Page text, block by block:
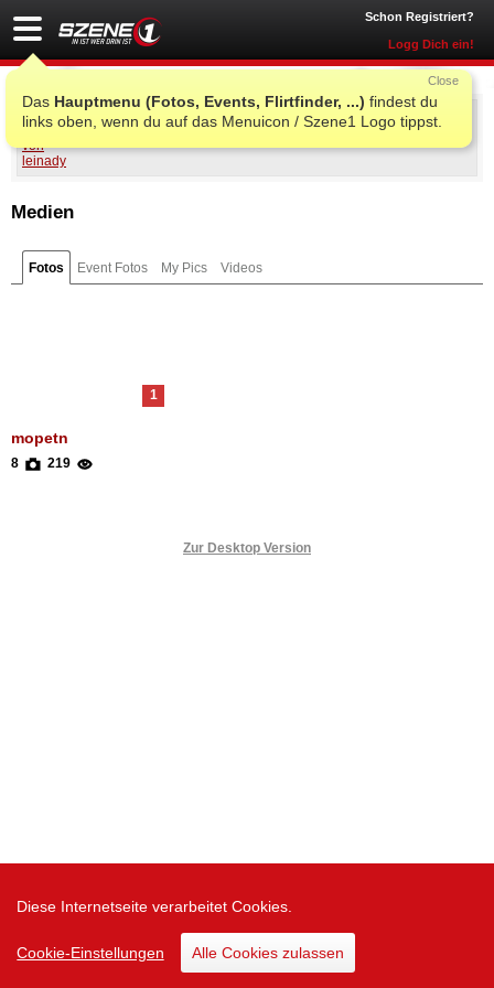
Diese Internetseite verarbeitet Cookies.
Cookie-Einstellungen Alle Cookies zulassen
Schon Registriert?
Logg Dich ein!
Das Hauptmenu (Fotos, Events, Flirtfinder, ...) findest du
links oben, wenn du auf das Menuicon / Szene1 Logo tippst.
Close
leinady
Medien
Fotos Event Fotos My Pics Videos
1
mopetn
8 219
Zur Desktop Version